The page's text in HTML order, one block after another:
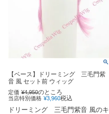
【ベース】ドリーミング 三毛門紫
音 風 セット前 ウィッグ
定価 ¥4,950のところ
当店特別価格 ¥3,960税込
ドリーミング 三毛門紫音 風のキ